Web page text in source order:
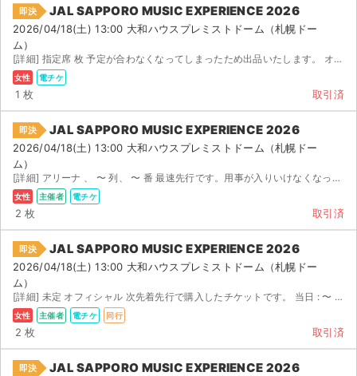
即決 JAL SAPPORO MUSIC EXPERIENCE 2026
2026/04/18(土) 13:00 大和ハウスプレミストドーム（札幌ドー
ム）
[詳細] 指定席 枚 予定が合わなくなってしまったため出品いたします。 オフィシャル先着先行にて購入しま...
女性 電チケ
1 枚 取引済
即決 JAL SAPPORO MUSIC EXPERIENCE 2026
2026/04/18(土) 13:00 大和ハウスプレミストドーム（札幌ドー
ム）
[詳細] アリーナ 、 〜 列、 〜 番 最速先行です。用事が入りいけなくなったため出品します。チケ...
女性 主催者 電チケ
2 枚 取引済
即決 JAL SAPPORO MUSIC EXPERIENCE 2026
2026/04/18(土) 13:00 大和ハウスプレミストドーム（札幌ドー
ム）
[詳細] 未定 オフィシャル 次先着先行で購入したチケットです。 当日 : 〜 : 頃会場付近...
女性 主催者 電チケ 同行
2 枚 取引済
即決 JAL SAPPORO MUSIC EXPERIENCE 2026